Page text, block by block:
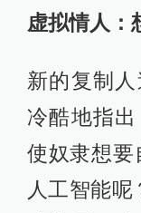
虚拟情人：
新的复制
冷酷地指
使奴隶想要
人工智能